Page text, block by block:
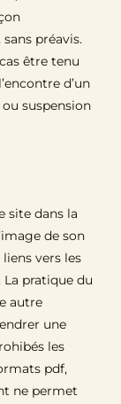
préavis.
être tenu
d’un
suspension
site dans la
de son
vers les
pratique du
autre
une
les
pdf,
ne permet